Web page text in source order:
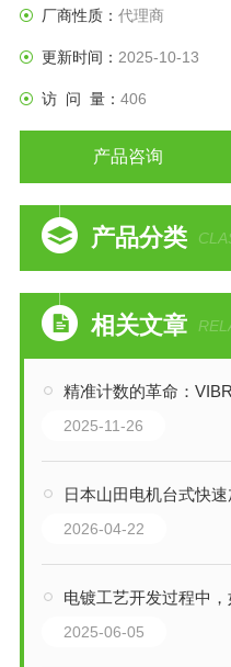
0.1g：2种型号
厂商性质： 代理商
更新时间： 2025-10-13
访 问 量： 406
产品咨询
产品分类
相关文章
精准计数的革命：VIBRA
2025-11-26
日本山田电机台式快
2026-04-22
电镀工艺开发过程中，如何根
2025-06-05